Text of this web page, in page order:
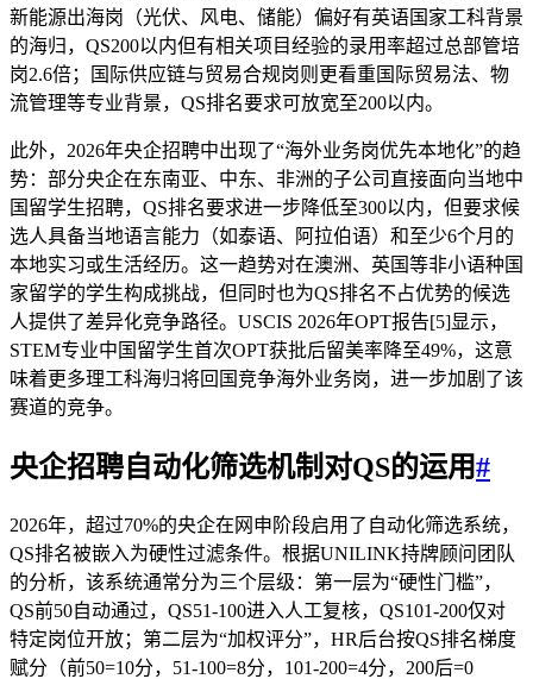
新能源出海岗（光伏、风电、储能）偏好有英语国家工科背景
的海归，QS200以内但有相关项目经验的录用率超过总部管培
岗2.6倍；国际供应链与贸易合规岗则更看重国际贸易法、物
流管理等专业背景，QS排名要求可放宽至200以内。
此外，2026年央企招聘中出现了“海外业务岗优先本地化”的趋
势：部分央企在东南亚、中东、非洲的子公司直接面向当地中
国留学生招聘，QS排名要求进一步降低至300以内，但要求候
选人具备当地语言能力（如泰语、阿拉伯语）和至少6个月的
本地实习或生活经历。这一趋势对在澳洲、英国等非小语种国
家留学的学生构成挑战，但同时也为QS排名不占优势的候选
人提供了差异化竞争路径。USCIS 2026年OPT报告[5]显示，
STEM专业中国留学生首次OPT获批后留美率降至49%，这意
味着更多理工科海归将回国竞争海外业务岗，进一步加剧了该
赛道的竞争。
央企招聘 自动化筛选机制 对QS的运用#
2026年，超过70%的央企在网申阶段启用了自动化筛选系统，
QS排名被嵌入为硬性过滤条件。根据UNILINK持牌顾问团队
的分析，该系统通常分为三个层级：第一层为“硬性门槛”，
QS前50自动通过，QS51-100进入人工复核，QS101-200仅对
特定岗位开放；第二层为“加权评分”，HR后台按QS排名梯度
赋分（前50=10分，51-100=8分，101-200=4分，200后=0